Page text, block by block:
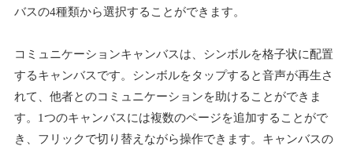
バスの4種類から選択することができます。
コミュニケーションキャンバスは、シンボルを格子状に配置
するキャンバスです。シンボルをタップすると音声が再生さ
れて、他者とのコミュニケーションを助けることができま
す。1つのキャンバスには複数のページを追加することがで
き、フリックで切り替えながら操作できます。キャンバスの